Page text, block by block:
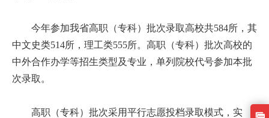
今年参加我省高职（专科）批次录取高校共584所，其
中文史类514所，理工类555所。高职（专科）批次高校的
中外合作办学等招生类型及专业，单列院校代号参加本批
次录取。
高职（专科）批次采用平行志愿投档录取模式，实